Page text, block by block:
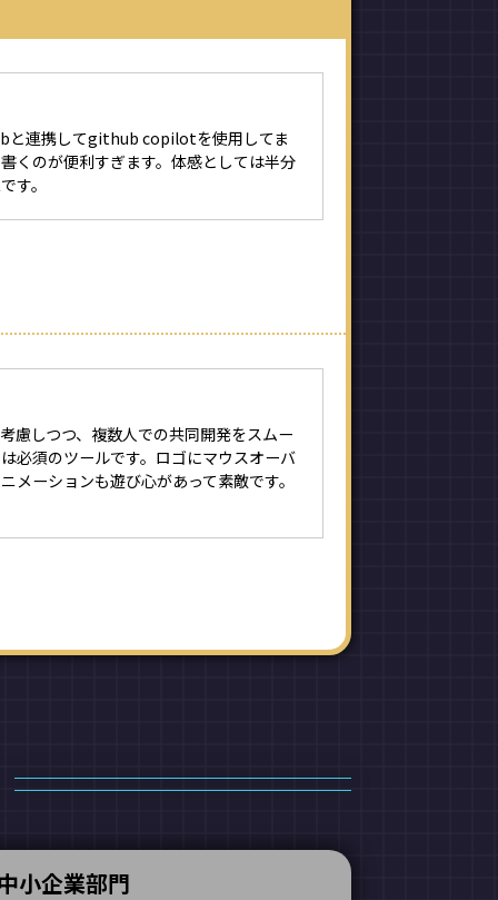
と連携してgithub copilotを使用してま
くのが便利すぎます。体感としては半分
す。
慮しつつ、複数人での共同開発をスムー
必須のツールです。ロゴにマウスオーバ
メーションも遊び心があって素敵です。
小企業部門